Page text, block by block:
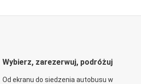
Wybierz, zarezerwuj, podróżuj
Od ekranu do siedzenia autobusu w